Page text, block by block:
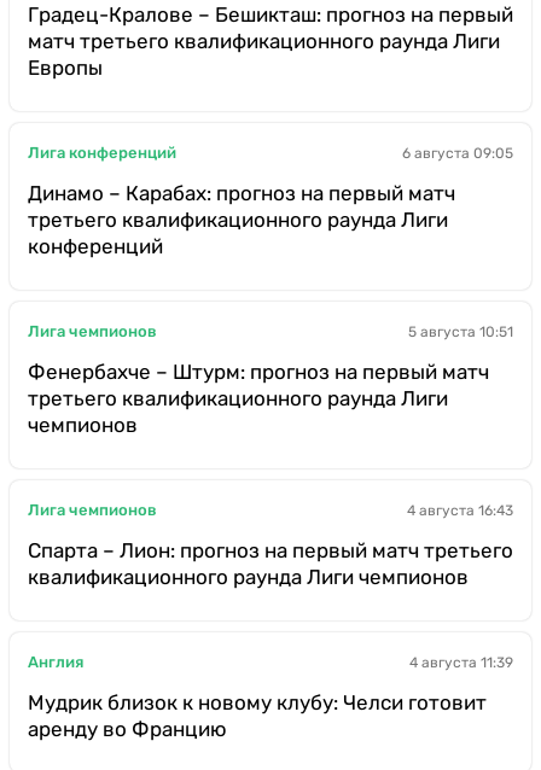
Градец-Кралове – Бешикташ: прогноз на первый
матч третьего квалификационного раунда Лиги
Европы
Лига конференций 6 августа 09:05
Динамо – Карабах: прогноз на первый матч
третьего квалификационного раунда Лиги
конференций
Лига чемпионов 5 августа 10:51
Фенербахче – Штурм: прогноз на первый матч
третьего квалификационного раунда Лиги
чемпионов
Лига чемпионов 4 августа 16:43
Спарта – Лион: прогноз на первый матч третьего
квалификационного раунда Лиги чемпионов
Англия 4 августа 11:39
Мудрик близок к новому клубу: Челси готовит
аренду во Францию